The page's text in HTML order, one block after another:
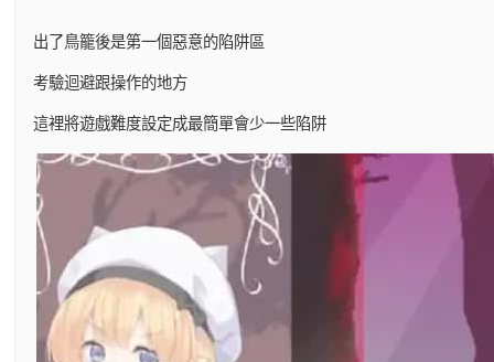
出了鳥籠後是第一個惡意的陷阱區
考驗迴避跟操作的地方
這裡將遊戲難度設定成最簡單會少一些陷阱